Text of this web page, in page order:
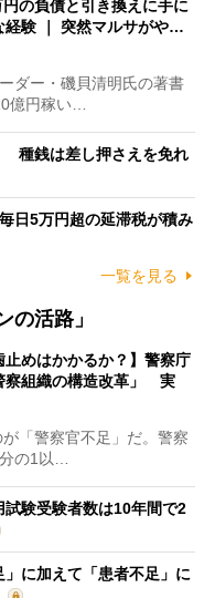
円の負債と引き換えに手に
経験 ｜ 突然マルサがや…
ダー・磯貝清明氏の著書
億円稼い…
種銭は差し押さえを免れ
日5万円超の延滞税が積み
一覧を見る
の活路」
止めはかかるか？】警察庁
察組織の構造改革」 実
「警察官不足」だ。警察
の1以…
試験受験者数は10年間で2
」に加えて「患者不足」に